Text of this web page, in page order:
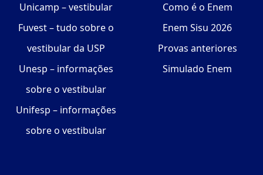
Unicamp – vestibular
Fuvest – tudo sobre o
vestibular da USP
Unesp – informações
sobre o vestibular
Unifesp – informações
sobre o vestibular
Como é o Enem
Enem Sisu 2026
Provas anteriores
Simulado Enem